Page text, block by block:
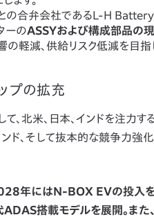
の合弁会社であるL-H
ーのASSYおよび構成部品の
軽減、供給リスク低減を目指
プの拡充
北米、日本、インドを注力
ド、そして抜本的な競争力強
年にはN-BOX EVの投入
搭載モデルを展開。また